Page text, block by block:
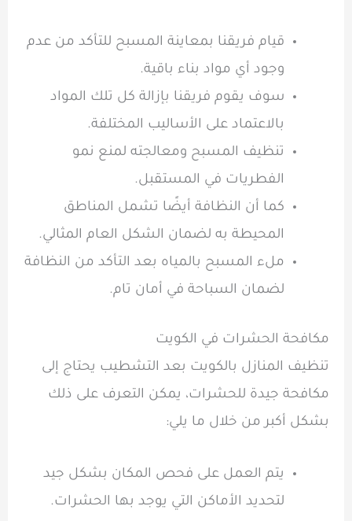
قيام فريقنا بمعاينة المسبح للتأكد من عدم
وجود أي مواد بناء باقية.
سوف يقوم فريقنا بإزالة كل تلك المواد
بالاعتماد على الأساليب المختلفة.
تنظيف المسبح ومعالجته لمنع نمو
الفطريات في المستقبل.
كما أن النظافة أيضًا تشمل المناطق
المحيطة به لضمان الشكل العام المثالي.
ملء المسبح بالمياه بعد التأكد من النظافة
لضمان السباحة في أمان تام.
مكافحة الحشرات في الكويت
تنظيف المنازل بالكويت بعد التشطيب يحتاج إلى
مكافحة جيدة للحشرات، يمكن التعرف على ذلك
بشكل أكبر من خلال ما يلي:
يتم العمل على فحص المكان بشكل جيد
لتحديد الأماكن التي يوجد بها الحشرات.